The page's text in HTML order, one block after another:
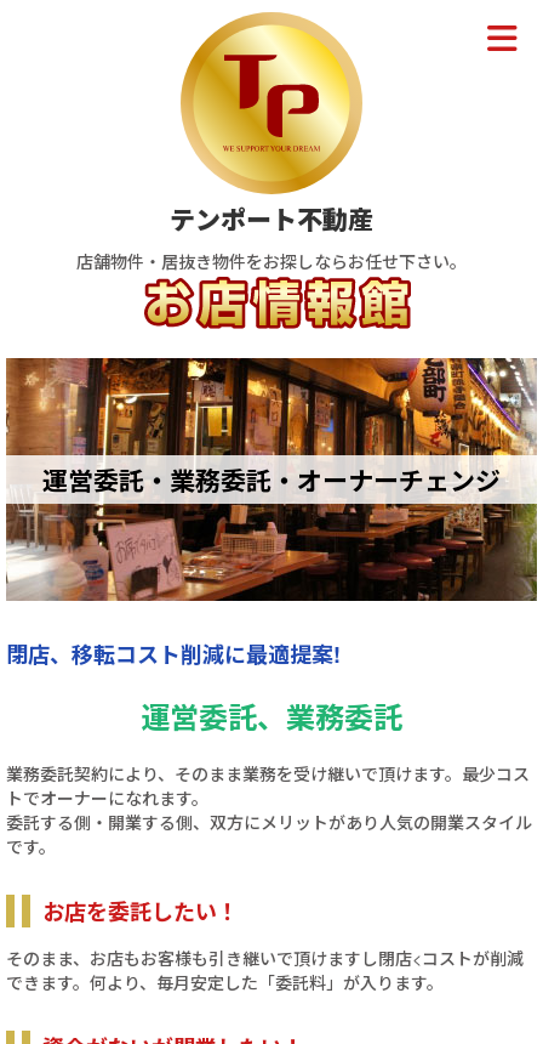
テンポート不動産
店舗物件・居抜き物件をお探しならお任せ下さい。
運営委託・業務委託・オーナーチェンジ
閉店、移転コスト削減に最適提案!
運営委託、業務委託
業務委託契約により、そのまま業務を受け継いで頂けます。最少コス
トでオーナーになれます。
委託する側・開業する側、双方にメリットがあり人気の開業スタイル
です。
お店を委託したい！
そのまま、お店もお客様も引き継いで頂けますし閉店<コストが削減
できます。何より、毎月安定した「委託料」が入ります。